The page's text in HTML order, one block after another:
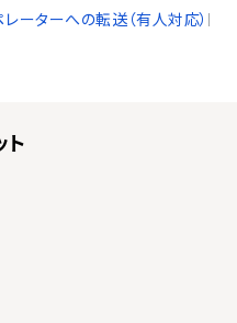
ーターへの転送（有人対応）
ト